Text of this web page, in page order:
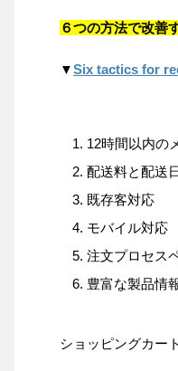
６つの方法で改善
▼Six tactics for
12時間以内の
配送料と配送
既存客対応
モバイル対応
注文プロセス
豊富な製品情
ショッピングカー